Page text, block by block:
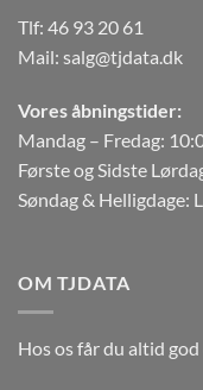
Tlf: 46 93 20 61
Mail: salg@tjdata.dk
Vores åbningstider:
Mandag – Fredag:
Første og Sidste
Søndag & Helligdage:
OM TJDATA
Hos os får du altid